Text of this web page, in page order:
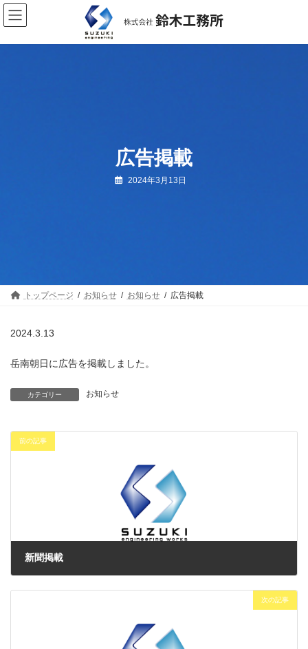
コ
ン
テ
ン
ナ
ビ
ゲ
ー
広告掲載
2024年3月13日
トップページ お知らせ お知らせ 広告掲載
2024.3.13
岳南朝日に広告を掲載しました。
カテゴリー お知らせ
前の記事
新聞掲載
次の記事